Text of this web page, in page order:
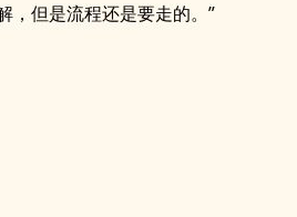
，但是流程还是要走的。”